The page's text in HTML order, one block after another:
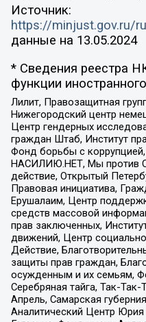
Источник:
https://minjust.gov.ru/
данные на 13.05.2024
* Сведения реестра
функции
Лилит, Правозащитная
Нижегородский центр
Центр гендерных
граждан Штаб, Институт
Фонд борьбы с коррупцией,
НАСИЛИЮ.НЕТ, Мы против
действие, Открытый
Правовая инициатива,
Ерушалаим, Центр
средств массовой
прав заключенных,
движений, Центр
Действие,
защиты прав граждан,
осужденным и их семьям,
Серебряная тайга, Так-
Апрель, Самарская
Аналитический Центр